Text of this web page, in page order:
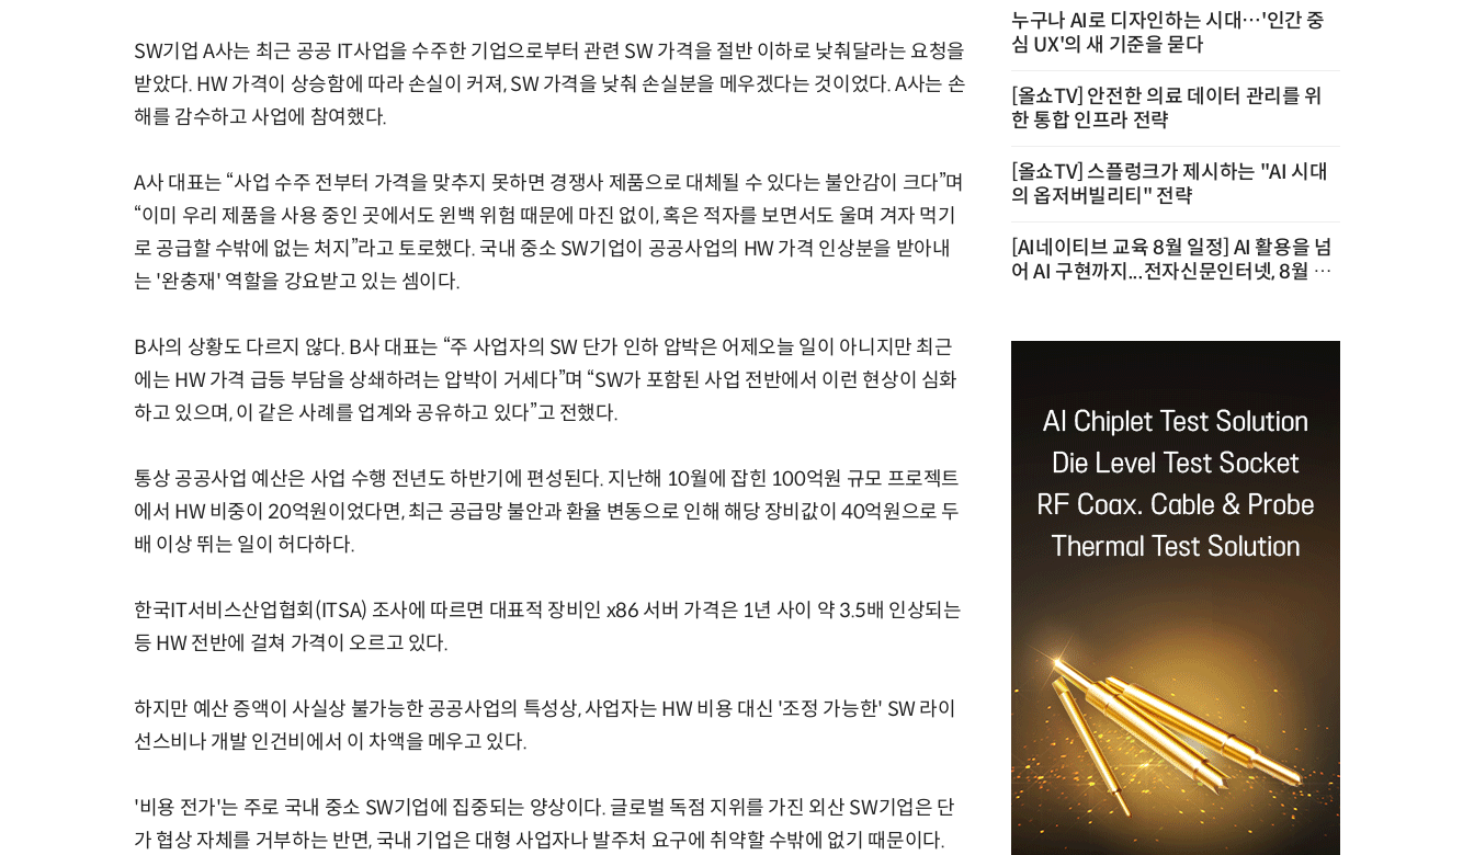
SW기업 A사는 최근 공공 IT사업을 수주한 기업으로부터 관련 SW 가격을 절반 이하로 낮춰달라는 요청을
받았다. HW 가격이 상승함에 따라 손실이 커져, SW 가격을 낮춰 손실분을 메우겠다는 것이었다. A사는 손
해를 감수하고 사업에 참여했다.
A사 대표는 “사업 수주 전부터 가격을 맞추지 못하면 경쟁사 제품으로 대체될 수 있다는 불안감이 크다”며
“이미 우리 제품을 사용 중인 곳에서도 윈백 위험 때문에 마진 없이, 혹은 적자를 보면서도 울며 겨자 먹기
로 공급할 수밖에 없는 처지”라고 토로했다. 국내 중소 SW기업이 공공사업의 HW 가격 인상분을 받아내
는 '완충재' 역할을 강요받고 있는 셈이다.
B사의 상황도 다르지 않다. B사 대표는 “주 사업자의 SW 단가 인하 압박은 어제오늘 일이 아니지만 최근
에는 HW 가격 급등 부담을 상쇄하려는 압박이 거세다”며 “SW가 포함된 사업 전반에서 이런 현상이 심화
하고 있으며, 이 같은 사례를 업계와 공유하고 있다”고 전했다.
통상 공공사업 예산은 사업 수행 전년도 하반기에 편성된다. 지난해 10월에 잡힌 100억원 규모 프로젝트
에서 HW 비중이 20억원이었다면, 최근 공급망 불안과 환율 변동으로 인해 해당 장비값이 40억원으로 두
배 이상 뛰는 일이 허다하다.
한국IT서비스산업협회(ITSA) 조사에 따르면 대표적 장비인 x86 서버 가격은 1년 사이 약 3.5배 인상되는
등 HW 전반에 걸쳐 가격이 오르고 있다.
하지만 예산 증액이 사실상 불가능한 공공사업의 특성상, 사업자는 HW 비용 대신 '조정 가능한' SW 라이
선스비나 개발 인건비에서 이 차액을 메우고 있다.
'비용 전가'는 주로 국내 중소 SW기업에 집중되는 양상이다. 글로벌 독점 지위를 가진 외산 SW기업은 단
가 협상 자체를 거부하는 반면, 국내 기업은 대형 사업자나 발주처 요구에 취약할 수밖에 없기 때문이다.
누구나 AI로 디자인하는 시대…'인간 중
심 UX'의 새 기준을 묻다
[올쇼TV] 안전한 의료 데이터 관리를 위
한 통합 인프라 전략
[올쇼TV] 스플렁크가 제시하는 "AI 시대
의 옵저버빌리티" 전략
[AI네이티브 교육 8월 일정] AI 활용을 넘
어 AI 구현까지...전자신문인터넷, 8월 실